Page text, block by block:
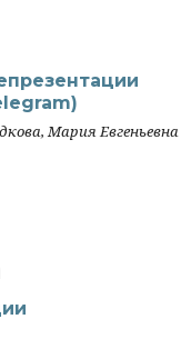
Мария Евгеньевна